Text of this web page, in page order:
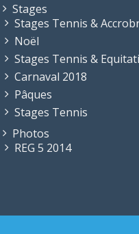
Stages
Stages Tennis &
Noël
Stages Tennis &
Carnaval 2018
Pâques
Stages Tennis
Photos
REG 5 2014